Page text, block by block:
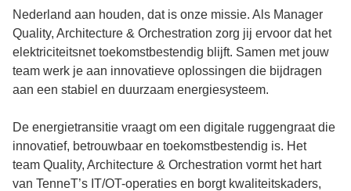
Nederland aan houden, dat is onze missie. Als Manager
Quality, Architecture & Orchestration zorg jij ervoor dat het
elektriciteitsnet toekomstbestendig blijft. Samen met jouw
team werk je aan innovatieve oplossingen die bijdragen
aan een stabiel en duurzaam energiesysteem.
De energietransitie vraagt om een digitale ruggengraat die
innovatief, betrouwbaar en toekomstbestendig is. Het
team Quality, Architecture & Orchestration vormt het hart
van TenneT’s IT/OT-operaties en borgt kwaliteitskaders,